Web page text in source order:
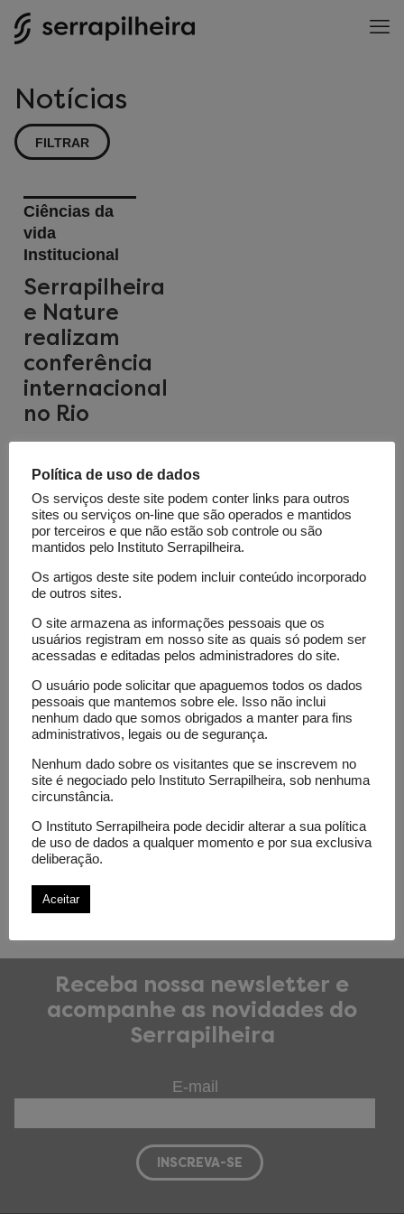
Notícias
FILTRAR
Ciências da
vida
Institucional
Serrapilheira
e Nature
realizam
conferência
internacional
no Rio
Ciências da
vida
Institucional
Em
parceria
inédita,
Serrapilheira
e Nature
conferência
internacional
no Rio
Receba nossa newsletter e
acompanhe as novidades do
Serrapilheira
E-mail
Política de uso de dados
Os serviços deste site podem conter links para outros
sites ou serviços on-line que são operados e mantidos
por terceiros e que não estão sob controle ou são
mantidos pelo Instituto Serrapilheira.
Os artigos deste site podem incluir conteúdo incorporado
de outros sites.
O site armazena as informações pessoais que os
usuários registram em nosso site as quais só podem ser
acessadas e editadas pelos administradores do site.
O usuário pode solicitar que apaguemos todos os dados
pessoais que mantemos sobre ele. Isso não inclui
nenhum dado que somos obrigados a manter para fins
administrativos, legais ou de segurança.
Nenhum dado sobre os visitantes que se inscrevem no
site é negociado pelo Instituto Serrapilheira, sob nenhuma
circunstância.
O Instituto Serrapilheira pode decidir alterar a sua política
de uso de dados a qualquer momento e por sua exclusiva
deliberação.
Aceitar